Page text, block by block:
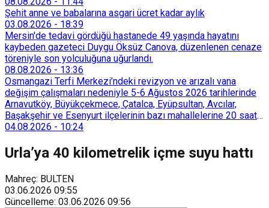
Şehit anne ve babalarına asgari ücret kadar aylık
03.08.2026 - 18:39
Mersin'de tedavi gördüğü hastanede 49 yaşında hayatını
kaybeden gazeteci Duygu Öksüz Canova, düzenlenen cenaze
töreniyle son yolculuğuna uğurlandı.
08.08.2026 - 13:36
Osmangazi Terfi Merkezi’ndeki revizyon ve arızalı vana
değişim çalışmaları nedeniyle 5-6 Ağustos 2026 tarihlerinde
Arnavutköy, Büyükçekmece, Çatalca, Eyüpsultan, Avcılar,
Başakşehir ve Esenyurt ilçelerinin bazı mahallelerine 20 saat
süreyle su verilemeyecek.
04.08.2026 - 10:24
Urla’ya 40 kilometrelik içme suyu hattı
Mahreç: BULTEN
03.06.2026 09:55
Güncelleme: 03.06.2026 09:56